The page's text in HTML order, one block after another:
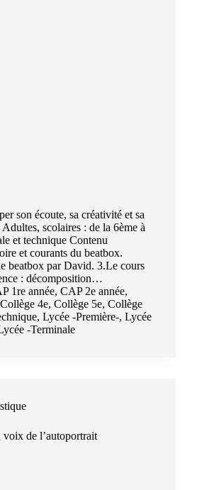
son écoute, sa créativité et sa
scolaires : de la 6ème à
et technique Contenu
et courants du beatbox.
beatbox par David. 3.Le cours
: décomposition…
1re année, CAP 2e année,
Collège 4e, Collège 5e, Collège
, Lycée -Première-, Lycée
-Terminale
voix de l’autoportrait